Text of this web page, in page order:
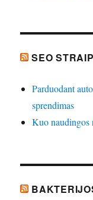
SEO
Parduodant
sprendimas
Kuo naudingos